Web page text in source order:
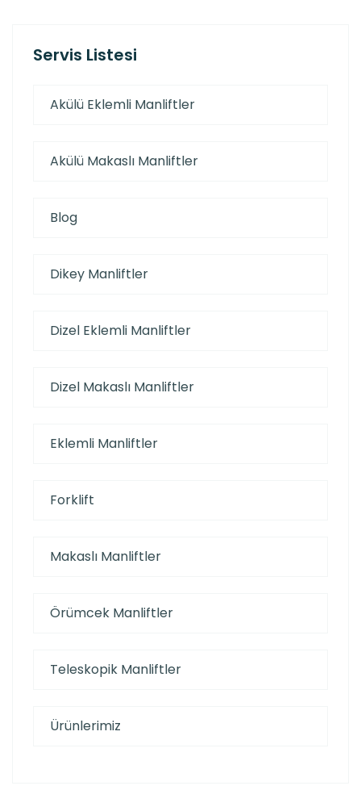
Servis Listesi
Akülü Eklemli Manliftler
Akülü Makaslı Manliftler
Blog
Dikey Manliftler
Dizel Eklemli Manliftler
Dizel Makaslı Manliftler
Eklemli Manliftler
Forklift
Makaslı Manliftler
Örümcek Manliftler
Teleskopik Manliftler
Ürünlerimiz